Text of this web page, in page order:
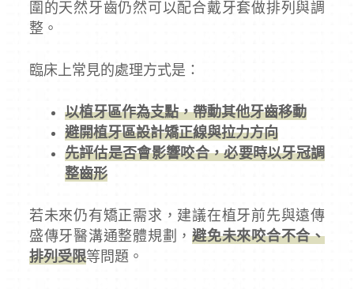
圍的天然牙齒仍然可以配合戴牙套做排列與調
整。
臨床上常見的處理方式是：
以植牙區作為支點，帶動其他牙齒移動
避開植牙區設計矯正線與拉力方向
先評估是否會影響咬合，必要時以牙冠調
整齒形
若未來仍有矯正需求，建議在植牙前先與遠傳
盛傳牙醫溝通整體規劃，避免未來咬合不合、
排列受限等問題。